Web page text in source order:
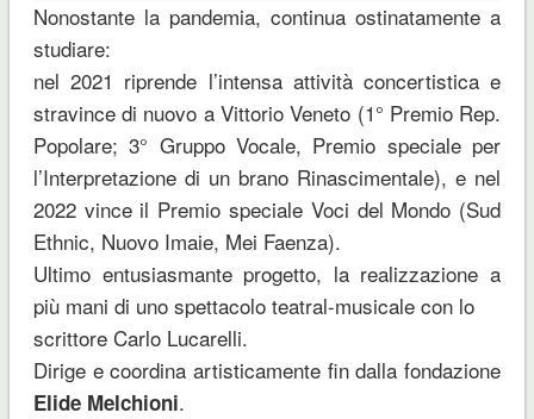
Nonostante la pandemia, continua ostinatamente a
studiare:
nel 2021 riprende l’intensa attività concertistica e
stravince di nuovo a Vittorio Veneto (1° Premio Rep.
Popolare; 3° Gruppo Vocale, Premio speciale per
l’Interpretazione di un brano Rinascimentale), e nel
2022 vince il Premio speciale Voci del Mondo (Sud
Ethnic, Nuovo Imaie, Mei Faenza).
Ultimo entusiasmante progetto, la realizzazione a
più mani di uno spettacolo teatral-musicale con lo
scrittore Carlo Lucarelli.
Dirige e coordina artisticamente fin dalla fondazione
Elide Melchioni.